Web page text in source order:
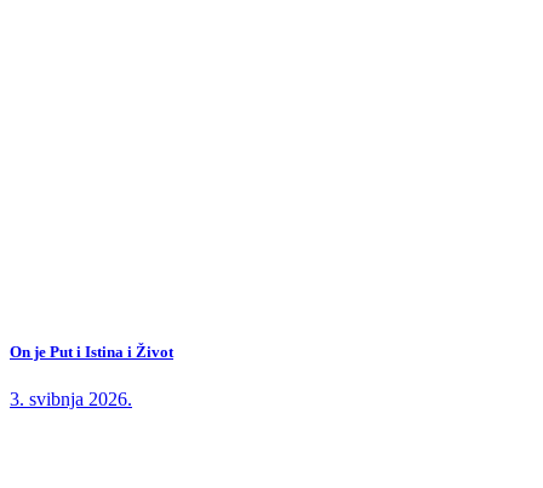
On je Put i Istina i Život
3. svibnja 2026.